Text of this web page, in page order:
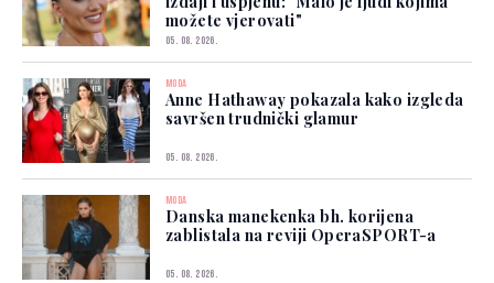
možete vjerovati"
05. 08. 2026.
MODA
Anne Hathaway pokazala kako izgleda
savršen trudnički glamur
05. 08. 2026.
MODA
Danska manekenka bh. korijena
zablistala na reviji OperaSPORT-a
05. 08. 2026.